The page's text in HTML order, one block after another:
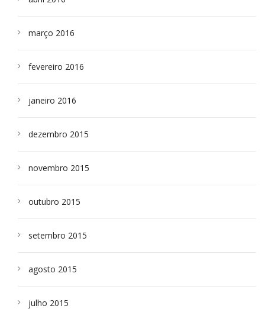
março 2016
fevereiro 2016
janeiro 2016
dezembro 2015
novembro 2015
outubro 2015
setembro 2015
agosto 2015
julho 2015